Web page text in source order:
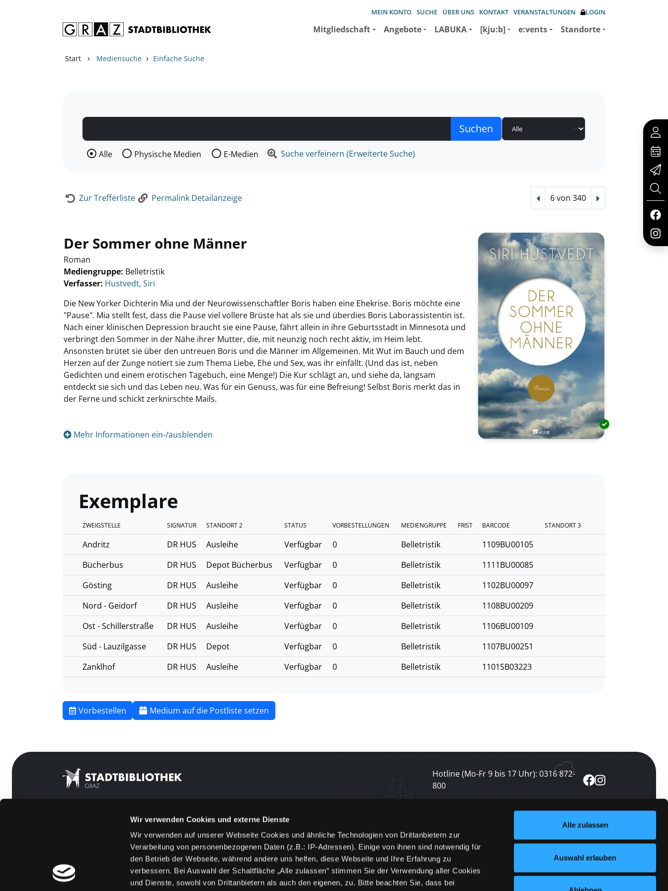
Wir verwenden Cookies und externe Dienste
Wir verwenden auf unserer Webseite Cookies und ähnliche Technologien von Drittanbietern zur
Verarbeitung von personenbezogenen Daten (z.B.: IP-Adressen). Einige von ihnen sind notwendig für
den Betrieb der Webseite, während andere uns helfen, diese Webseite und Ihre Erfahrung zu
verbessern. Bei Auswahl der Schaltfläche „Alle zulassen“ stimmen Sie der Verwendung aller Cookies
und Dienste, sowohl von Drittanbietern als auch den eigenen, zu. Bitte beachten Sie, dass bei
Alle zulassen
Auswahl erlauben
MEIN KONTO SUCHE ÜBER UNS KONTAKT VERANSTALTUNGEN LOGIN
Mitgliedschaft Angebote LABUKA [kju:b] e:vents Standorte
Start › Mediensuche › Einfache Suche
Wählen Sie die Medienart nach der Sie suchen wollen.
Alle Physische Medien E-Medien Suche verfeinern (Erweiterte Suche)
Zur Trefferliste Permalink Detailanzeige Vorheriger Treffer
6 von 340 Nächster Treffer
Der Sommer ohne Männer
Roman
Mediengruppe: Belletristik
Verfasser: Suche nach diesem Verfasser
Hustvedt, Siri
Die New Yorker Dichterin Mia und der Neurowissenschaftler Boris haben eine Ehekrise. Boris möchte eine
"Pause". Mia stellt fest, dass die Pause viel vollere Brüste hat als sie und überdies Boris Laborassistentin ist.
Nach einer klinischen Depression braucht sie eine Pause, fährt allein in ihre Geburtsstadt in Minnesota und
verbringt den Sommer in der Nähe ihrer Mutter, die, mit neunzig noch recht aktiv, im Heim lebt.
Ansonsten brütet sie über den untreuen Boris und die Männer im Allgemeinen. Mit Wut im Bauch und dem
Herzen auf der Zunge notiert sie zum Thema Liebe, Ehe und Sex, was ihr einfällt. (Und das ist, neben
Gedichten und einem erotischen Tagebuch, eine Menge!) Die Kur schlägt an, und siehe da, langsam
entdeckt sie sich und das Leben neu. Was für ein Genuss, was für eine Befreiung! Selbst Boris merkt das in
der Ferne und schickt zerknirschte Mails.
Mehr Informationen ein-/ausblenden
Exemplare
ZWEIGSTELLE SIGNATUR STANDORT 2 STATUS VORBESTELLUNGEN MEDIENGRUPPE FRIST BARCODE STANDORT 3
Andritz DR HUS Ausleihe Verfügbar 0 Belletristik
1109BU00105
Bücherbus
DR HUS Depot Bücherbus Verfügbar 0 Belletristik
1111BU00085
Gösting
DR HUS Ausleihe Verfügbar 0 Belletristik
1102BU00097
Nord - Geidorf
DR HUS Ausleihe Verfügbar 0 Belletristik
1108BU00209
Ost - Schillerstraße
DR HUS Ausleihe Verfügbar 0 Belletristik
1106BU00109
Süd - Lauzilgasse
DR HUS Depot Verfügbar 0 Belletristik
1107BU00251
Zanklhof
DR HUS Ausleihe Verfügbar 0 Belletristik 1101SB03223
Vorbestellen Medium auf die Postliste setzen
Hotline (Mo-Fr 9 bis 17 Uhr): 0316 872-
800
[kju:b]
Feedback
Kontakt
Über uns
Jobs
Newsletter abonnieren
und keine Veranstaltung verpassen
jetzt abonnieren